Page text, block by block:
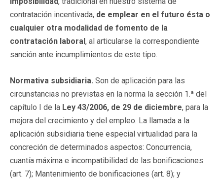
contratación incentivada, de emplear en el futuro ésta o
cualquier otra modalidad de fomento de la
contratación laboral, al articularse la correspondiente
sanción ante incumplimientos de este tipo.
Normativa subsidiaria. Son de aplicación para las
circunstancias no previstas en la norma la sección 1.ª del
capítulo I de la Ley 43/2006, de 29 de diciembre, para la
mejora del crecimiento y del empleo. La llamada a la
aplicación subsidiaria tiene especial virtualidad para la
concreción de determinados aspectos: Concurrencia,
cuantía máxima e incompatibilidad de las bonificaciones
(art. 7); Mantenimiento de bonificaciones (art. 8); y